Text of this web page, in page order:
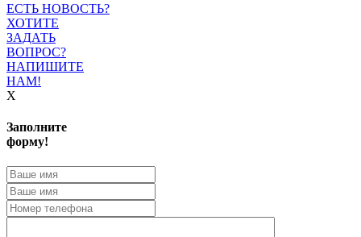
ЕСТЬ НОВОСТЬ?
ХОТИТЕ
ЗАДАТЬ
ВОПРОС?
НАПИШИТЕ
НАМ!
X
Заполните
форму!